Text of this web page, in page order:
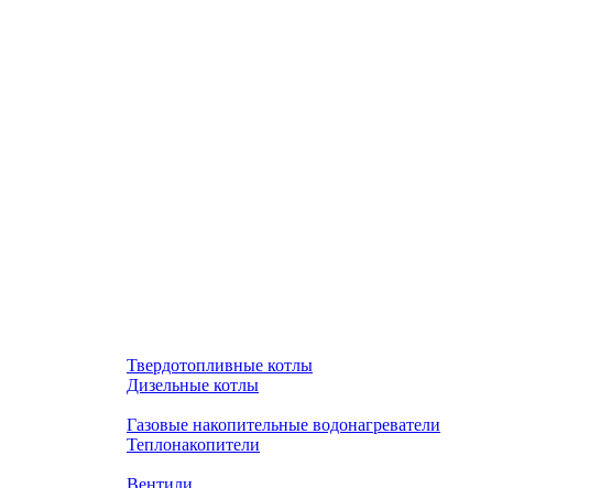
Твердотопливные котлы
Дизельные котлы
Газовые накопительные водонагреватели
Теплонакопители
Вентили